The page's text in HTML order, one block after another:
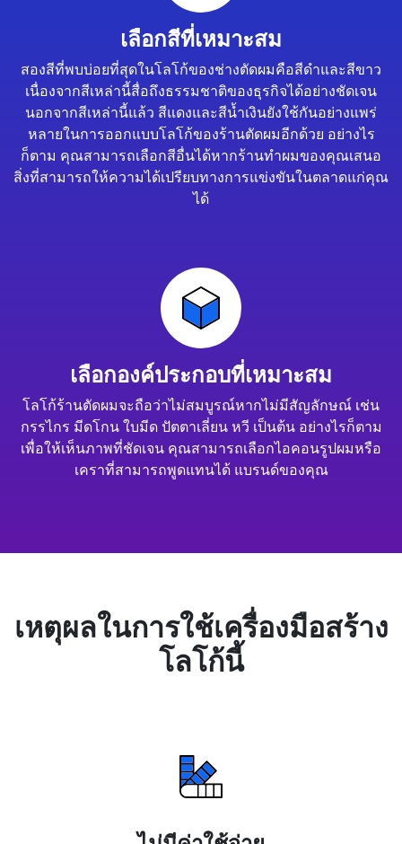
เลือกสีที่เหมาะสม
สองสีที่พบบ่อยที่สุดในโลโก้ของช่างตัดผมคือสีดำและสีขาว
เนื่องจากสีเหล่านี้สื่อถึงธรรมชาติของธุรกิจได้อย่างชัดเจน
นอกจากสีเหล่านี้แล้ว สีแดงและสีน้ำเงินยังใช้กันอย่างแพร่
หลายในการออกแบบโลโก้ของร้านตัดผมอีกด้วย อย่างไร
ก็ตาม คุณสามารถเลือกสีอื่นได้หากร้านทำผมของคุณเสนอ
สิ่งที่สามารถให้ความได้เปรียบทางการแข่งขันในตลาดแก่คุณ
ได้
เลือกองค์ประกอบที่เหมาะสม
โลโก้ร้านตัดผมจะถือว่าไม่สมบูรณ์หากไม่มีสัญลักษณ์ เช่น
กรรไกร มีดโกน ใบมีด ปัตตาเลี่ยน หวี เป็นต้น อย่างไรก็ตาม
เพื่อให้เห็นภาพที่ชัดเจน คุณสามารถเลือกไอคอนรูปผมหรือ
เคราที่สามารถพูดแทนได้ แบรนด์ของคุณ
เหตุผลในการใช้เครื่องมือสร้าง
โลโก้นี้